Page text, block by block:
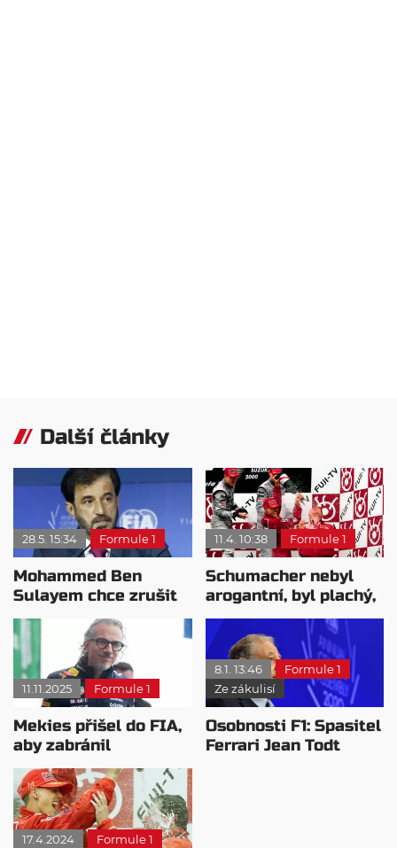
Další články
28.5. 15:34 Formule 1
Mohammed Ben
Sulayem chce zrušit
omezení prezidenta
FIA
11.4. 10:38 Formule 1
Schumacher nebyl
arogantní, byl plachý,
tvrdí Todt
11.11.2025 Formule 1
Mekies přišel do FIA,
aby zabránil
opakování situace
Verstappena
8.1. 13:46
Formule 1
Ze zákulisí
Osobnosti F1: Spasitel
Ferrari Jean Todt
17.4.2024 Formule 1